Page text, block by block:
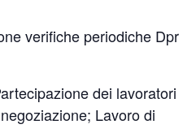
verifiche periodiche Dpr
dei lavoratori
Lavoro di